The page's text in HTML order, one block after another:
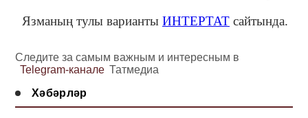
Язманың тулы варианты ИНТЕРТАТ сайтында.
Следите за самым важным и интересным в
Telegram-канале Татмедиа
Хәбәрләр